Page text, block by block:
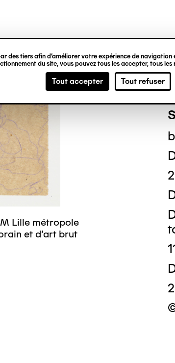
des tiers afin d’améliorer votre expérience de
du site, vous pouvez tous les accepter, tous
Tout accepter Tout refuser
Lille métropole
et d’art brut